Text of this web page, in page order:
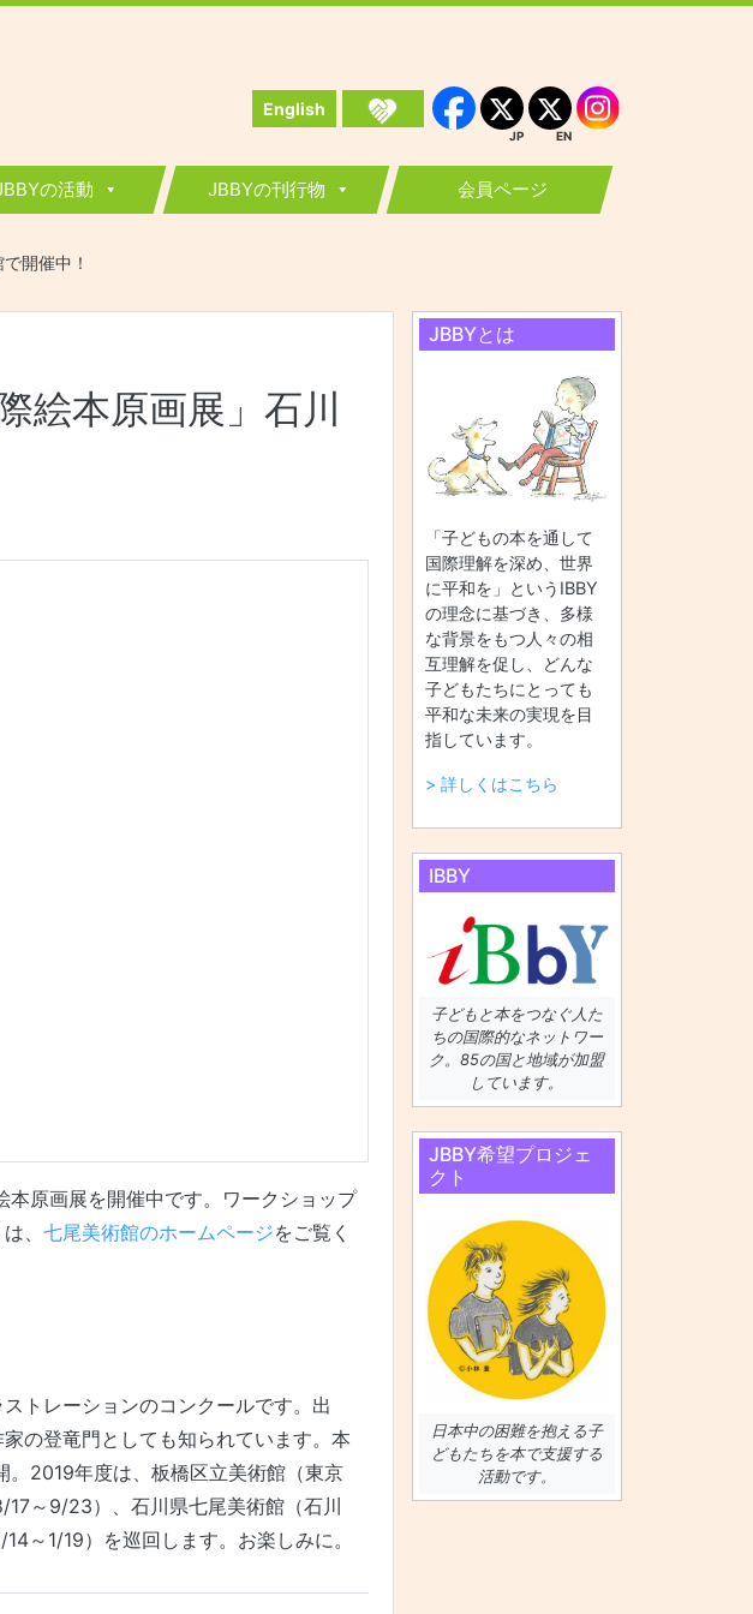
English Facebook
JP
JP
EN
EN Instagram
の活動 JBBYの刊行物 会員ページ
開催中！
絵本原画展」石川
原画展を開催中です。ワークショップ
、 七尾美術館のホームページをご覧く
トレーションのコンクールです。出
の登竜門としても知られています。本
2019年度は、板橋区立美術館（東京
～9/23）、石川県七尾美術館（石川
～1/19）を巡回します。お楽しみに。
JBBYとは
「子どもの本を通して
国際理解を深め、世界
に平和を」というIBBY
の理念に基づき、多様
な背景をもつ人々の相
互理解を促し、どんな
子どもたちにとっても
平和な未来の実現を目
指しています。
> 詳しくはこちら
IBBY
子どもと本をつなぐ人た
ちの国際的なネットワー
ク。85の国と地域が加盟
しています。
JBBY希望プロジェ
クト
日本中の困難を抱える子
どもたちを本で支援する
活動です。